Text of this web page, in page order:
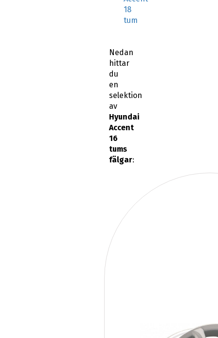
18
tum
Nedan
hittar
du
en
selektion
av
Hyundai
Accent
16
tums
fälgar: